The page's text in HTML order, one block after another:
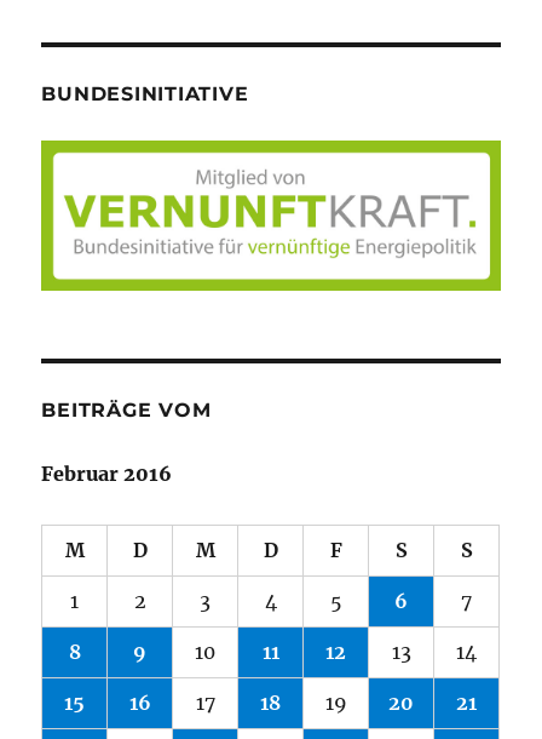
BUNDESINITIATIVE
BEITRÄGE VOM
Februar 2016
M D M D F S S
1 2 3 4 5 6 7
8 9 10 11 12 13 14
15 16 17 18 19 20 21